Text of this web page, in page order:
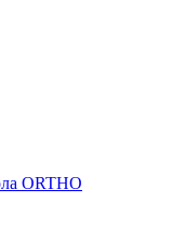
ORTHO